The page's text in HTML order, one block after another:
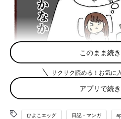
このまま続
サクサク読める！お気に
アプリで続
ひよこエッグ 日記・マンガ